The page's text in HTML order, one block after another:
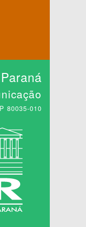
80035-010